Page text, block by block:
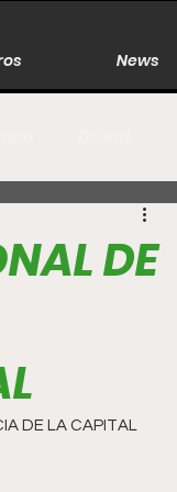
News
Naturaleza
DE
DE LA CAPITAL